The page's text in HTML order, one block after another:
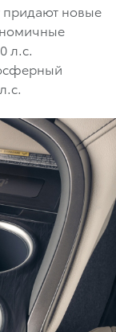
придают новые
л.с.